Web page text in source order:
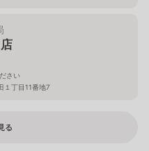
さい
１丁目11番地7
る